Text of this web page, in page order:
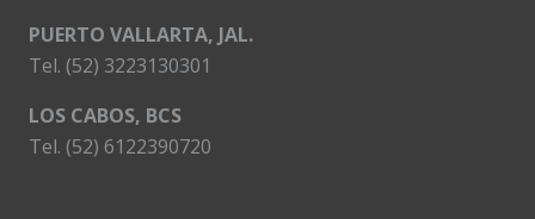
PUERTO VALLARTA, JAL.
Tel. (52) 3223130301
LOS CABOS, BCS
Tel. (52) 6122390720